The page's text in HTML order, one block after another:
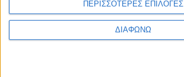
ΠΕΡΙΣΣΟΤΕΡΕΣ ΕΠΙΛΟΓΕΣ
ΔΙΑΦΩΝΩ
Ενημέρωση Πολιτισμός
Classics Επικοινωνία